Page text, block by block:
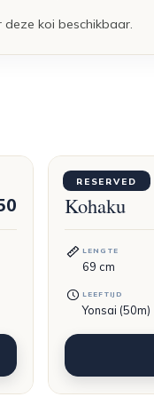
koi beschikbaar.
RESERVED
MOMOTARO
Kohaku
LENGTE
69 cm
LEEFTIJD
Yonsai (50m)